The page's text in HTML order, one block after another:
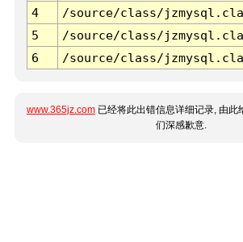
4
/source/class/
5
/source/class/
6
/source/class/
www.365jz.com 已经将此出错信息详细记录, 由此
们深感歉意.